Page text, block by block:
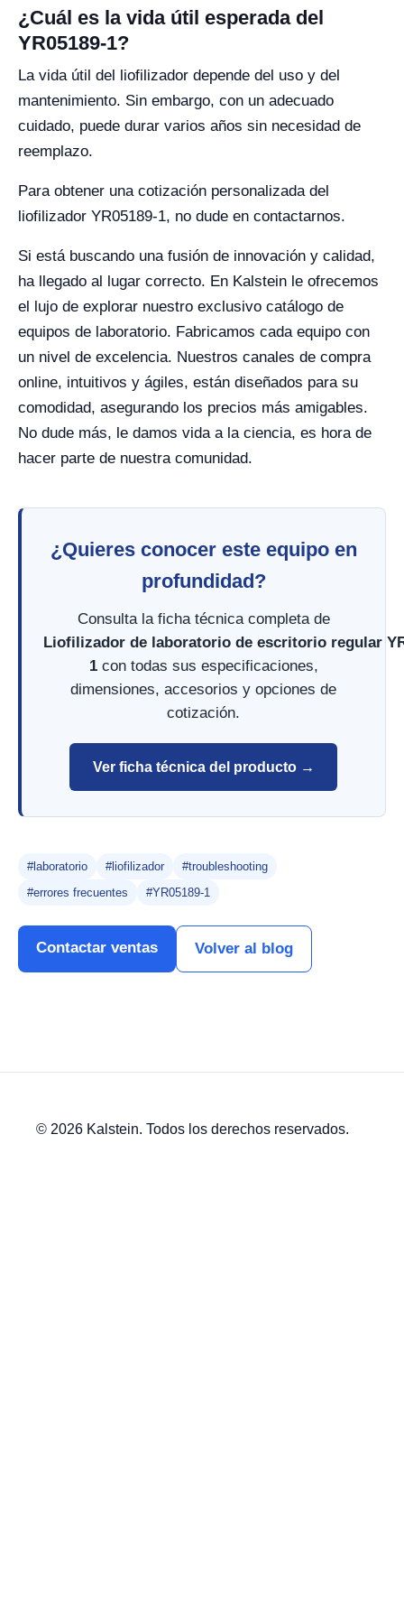
¿Cuál es la vida útil esperada del
YR05189-1?
La vida útil del liofilizador depende del uso y del
mantenimiento. Sin embargo, con un adecuado
cuidado, puede durar varios años sin necesidad de
reemplazo.
Para obtener una cotización personalizada del
liofilizador YR05189-1, no dude en contactarnos.
Si está buscando una fusión de innovación y calidad,
ha llegado al lugar correcto. En Kalstein le ofrecemos
el lujo de explorar nuestro exclusivo catálogo de
equipos de laboratorio. Fabricamos cada equipo con
un nivel de excelencia. Nuestros canales de compra
online, intuitivos y ágiles, están diseñados para su
comodidad, asegurando los precios más amigables.
No dude más, le damos vida a la ciencia, es hora de
hacer parte de nuestra comunidad.
¿Quieres conocer este equipo en
profundidad?
Consulta la ficha técnica completa de
Liofilizador de laboratorio de escritorio regular
1con todas sus especificaciones,
dimensiones, accesorios y opciones de
cotización.
Ver ficha técnica del producto →
#laboratorio #liofilizador
#troubleshooting
#errores frecuentes
#YR05189-1
Contactar ventas Volver al blog
© 2026 Kalstein. Todos los derechos reservados.